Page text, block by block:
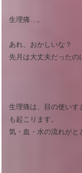
生理痛…。
あれ、おかしいな？
先月は大丈夫だったの
生理痛は、目の使いす
も起こります。
気・血・水の流れがと